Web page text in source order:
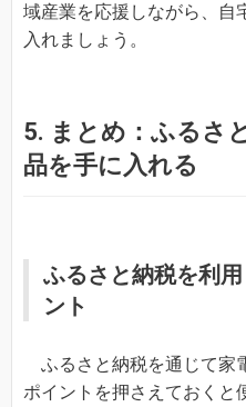
域産業を応援しながら、自
入れましょう。
5. まとめ：ふるさ
品を手に入れる
ふるさと納税を利
ント
ふるさと納税を通じて家
ポイントを押さえておくと